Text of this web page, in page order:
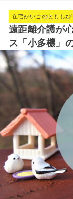
在宅かいごのともしび
遠距離介護が
ス「小多機」